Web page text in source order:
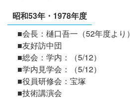
昭和53年・1978年度
■会長：樋口吾一（52年度より）
■友好訪中団
■総会：学内：（5/12）
■学内見学会：（5/12）
■役員研修会：宝塚
■技術講演会